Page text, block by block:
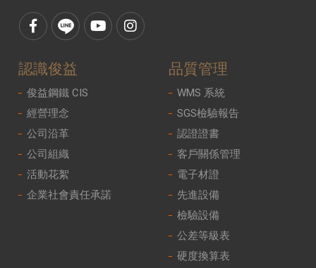
認識俊益
俊益鋼鐵 CIS
經營理念
公司沿革
公司組織
活動花絮
企業社會責任承諾
品質管理
WMS 系統
SGS檢驗報告
認證證書
客戶關係管理
電子材證
先進設備
檢驗設備
公差等級表
硬度換算表